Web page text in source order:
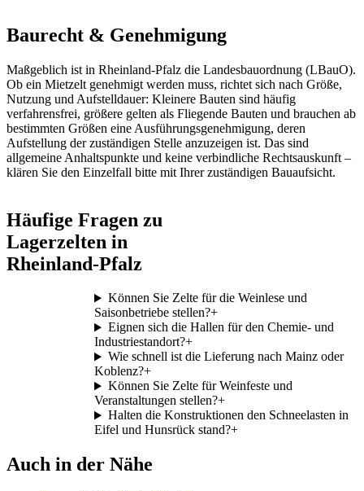
Baurecht & Genehmigung
Maßgeblich ist in Rheinland-Pfalz die Landesbauordnung (LBauO).
Ob ein Mietzelt genehmigt werden muss, richtet sich nach Größe,
Nutzung und Aufstelldauer: Kleinere Bauten sind häufig
verfahrensfrei, größere gelten als Fliegende Bauten und brauchen ab
bestimmten Größen eine Ausführungsgenehmigung, deren
Aufstellung der zuständigen Stelle anzuzeigen ist. Das sind
allgemeine Anhaltspunkte und keine verbindliche Rechtsauskunft –
klären Sie den Einzelfall bitte mit Ihrer zuständigen Bauaufsicht.
Häufige Fragen zu
Lagerzelten in
Rheinland-Pfalz
Können Sie Zelte für die Weinlese und
Saisonbetriebe stellen?+
Eignen sich die Hallen für den Chemie- und
Industriestandort?+
Wie schnell ist die Lieferung nach Mainz oder
Koblenz?+
Können Sie Zelte für Weinfeste und
Veranstaltungen stellen?+
Halten die Konstruktionen den Schneelasten in
Eifel und Hunsrück stand?+
Auch in der Nähe